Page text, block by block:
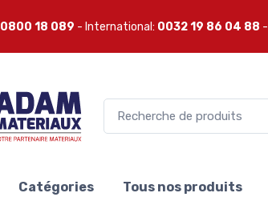
0800 18 089 - International: 0032 19 86 04 88 -
Catégories Tous nos produits